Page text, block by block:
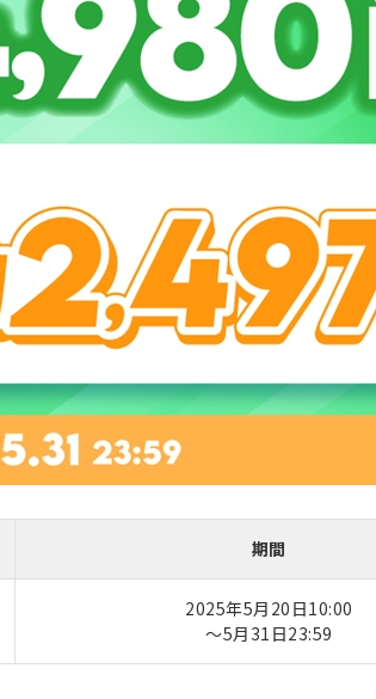
期間
2025年5月20日10:00
～5月31日23:59